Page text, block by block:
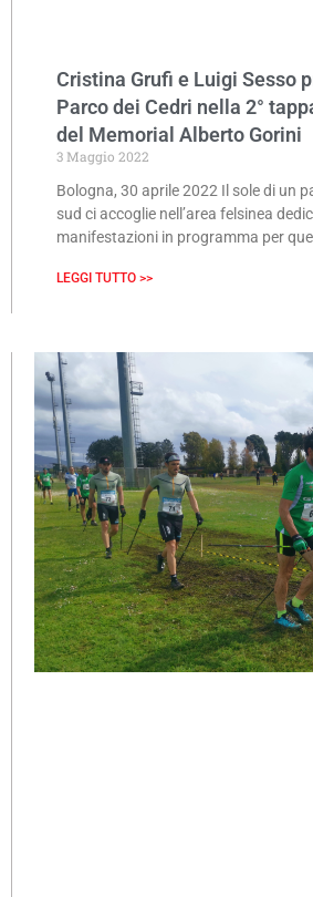
Cristina Grufi e Luigi Sesso
Parco dei Cedri nella 2°
del Memorial Alberto Gorini
3 Maggio 2022
Bologna, 30 aprile 2022 Il sole di un
sud ci accoglie nell’area felsinea
manifestazioni in programma per
LEGGI TUTTO >>